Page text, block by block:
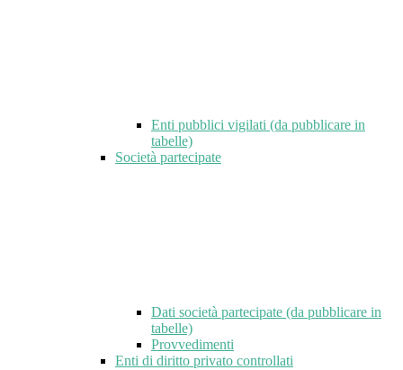
Enti pubblici vigilati (da pubblicare in
tabelle)
Società partecipate
Dati società partecipate (da pubblicare in
tabelle)
Provvedimenti
Enti di diritto privato controllati